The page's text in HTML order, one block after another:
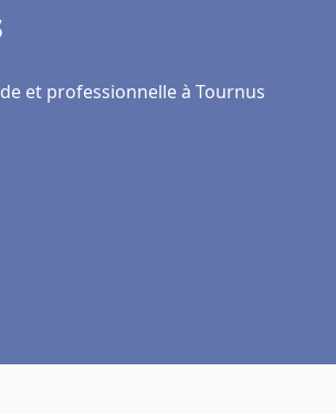
et professionnelle à Tournus